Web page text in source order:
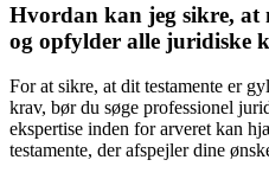
Hvordan kan jeg sikre, at
og opfylder alle juridiske
For at sikre, at dit testamente er
krav, bør du søge professionel
ekspertise inden for arveret kan
testamente, der afspejler dine